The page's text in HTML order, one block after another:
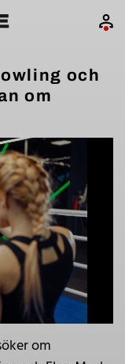
och
om
om